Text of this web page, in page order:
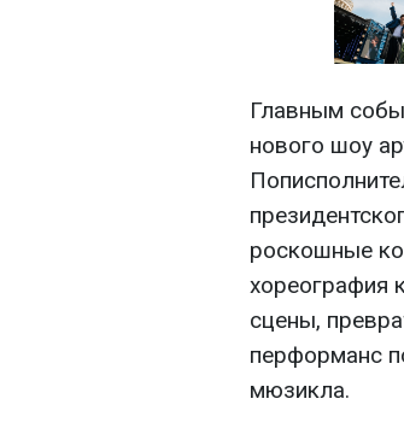
Главным
нового шоу
роскошные
хореография
сцены,
перформанс
мюзикла.